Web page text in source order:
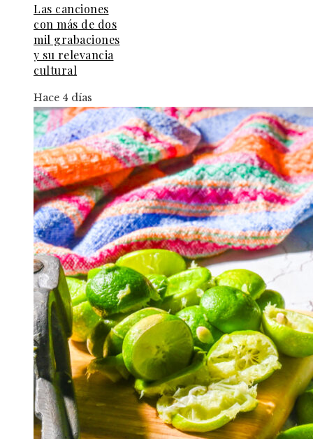
Las canciones
con más de dos
mil grabaciones
y su relevancia
cultural
Hace 4 días